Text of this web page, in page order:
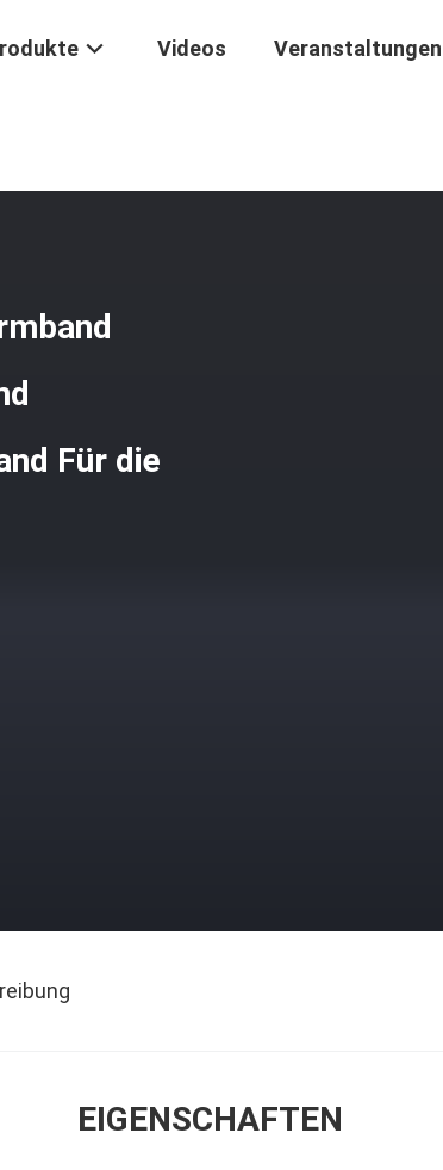
Videos Veranstaltungen
Für die
EIGENSCHAFTEN